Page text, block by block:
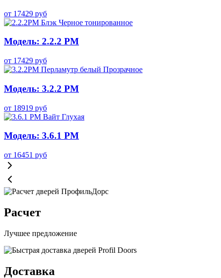
от 17429 руб
Модель: 2.2.2 PM
от 17429 руб
Модель: 3.2.2 PM
от 18919 руб
Модель: 3.6.1 PM
от 16451 руб
Расчет
Лучшее предложение
Доставка